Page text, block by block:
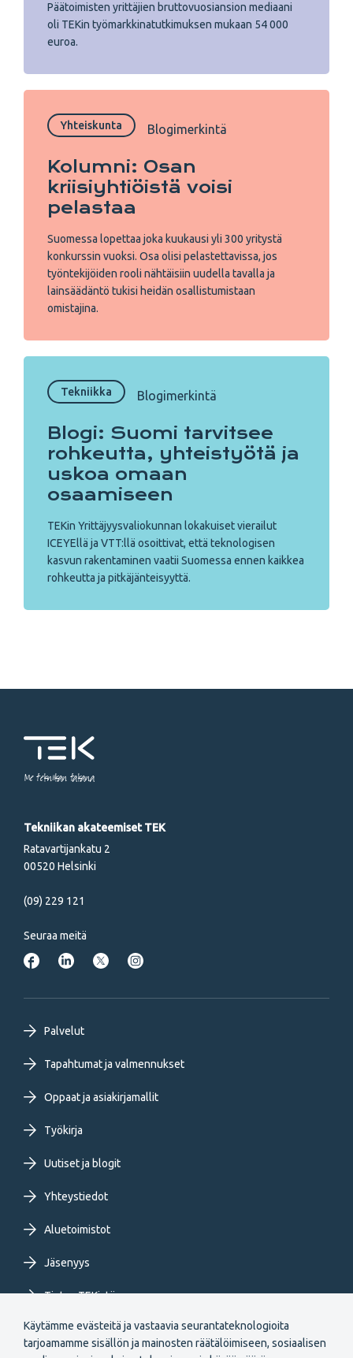
Käytämme evästeitä ja vastaavia seurantateknologioita
tarjoamamme sisällön ja mainosten räätälöimiseen, sosiaalisen
Päätoimisten yrittäjien bruttovuosiansion mediaani
oli TEKin työmarkkinatutkimuksen mukaan 54 000
euroa.
Yhteiskunta Blogimerkintä
Kolumni: Osan
kriisiyhtiöistä voisi
pelastaa
Suomessa lopettaa joka kuukausi yli 300 yritystä
konkurssin vuoksi. Osa olisi pelastettavissa, jos
työntekijöiden rooli nähtäisiin uudella tavalla ja
lainsäädäntö tukisi heidän osallistumistaan
omistajina.
Tekniikka Blogimerkintä
Blogi: Suomi tarvitsee
rohkeutta, yhteistyötä ja
uskoa omaan
osaamiseen
TEKin Yrittäjyysvaliokunnan lokakuiset vierailut
ICEYEllä ja VTT:llä osoittivat, että teknologisen
kasvun rakentaminen vaatii Suomessa ennen kaikkea
rohkeutta ja pitkäjänteisyyttä.
Me tekniikan takana
Tekniikan akateemiset TEK
Ratavartijankatu 2
00520 Helsinki
(09) 229 121
Seuraa meitä
Footer
primary
menu
FI
Palvelut
Tapahtumat ja valmennukset
Oppaat ja asiakirjamallit
Työkirja
Uutiset ja blogit
Yhteystiedot
Aluetoimistot
Jäsenyys
Tietoa TEKistä
Extranet